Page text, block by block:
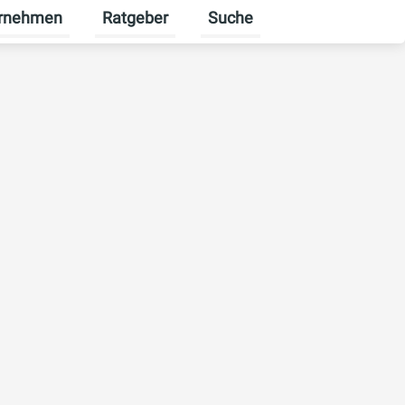
umschalten
für Karriere umschalten
Untermenü für Unternehmen umschalten
Ratgeber
Untermenü für Ratgeber
Suche